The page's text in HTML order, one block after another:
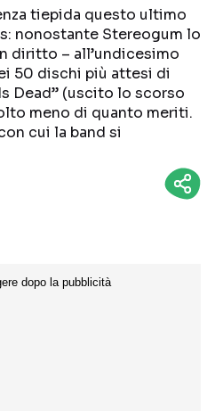
TALENT SHOW
sui social
tiepida questo ultimo
nonostante Stereogum lo
diritto – all’undicesimo
50 dischi più attesi di
Dead” (uscito lo scorso
meno di quanto meriti.
cui la band si